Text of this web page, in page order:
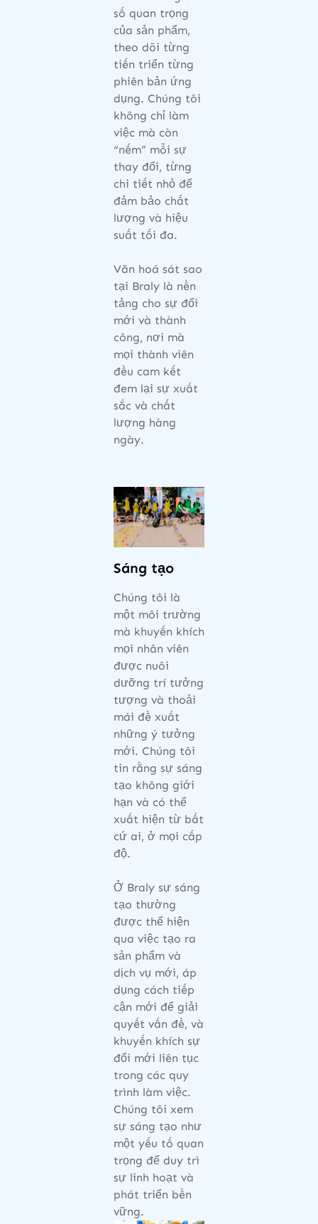
số quan trọng
của sản phẩm,
theo dõi từng
tiến triển từng
phiên bản ứng
dụng. Chúng tôi
không chỉ làm
việc mà còn
“nếm” mỗi sự
thay đổi, từng
chi tiết nhỏ để
đảm bảo chất
lượng và hiệu
suất tối đa.
Văn hoá sát sao
tại Braly là nền
tảng cho sự đổi
mới và thành
công, nơi mà
mọi thành viên
đều cam kết
đem lại sự xuất
sắc và chất
lượng hàng
ngày.
Sáng tạo
Chúng tôi là
một môi trường
mà khuyến khích
mọi nhân viên
được nuôi
dưỡng trí tưởng
tượng và thoải
mái đề xuất
những ý tưởng
mới. Chúng tôi
tin rằng sự sáng
tạo không giới
hạn và có thể
xuất hiện từ bất
cứ ai, ở mọi cấp
độ.
Ở Braly sự sáng
tạo thường
được thể hiện
qua việc tạo ra
sản phẩm và
dịch vụ mới, áp
dụng cách tiếp
cận mới để giải
quyết vấn đề, và
khuyến khích sự
đổi mới liên tục
trong các quy
trình làm việc.
Chúng tôi xem
sự sáng tạo như
một yếu tố quan
trọng để duy trì
sự linh hoạt và
phát triển bền
vững.